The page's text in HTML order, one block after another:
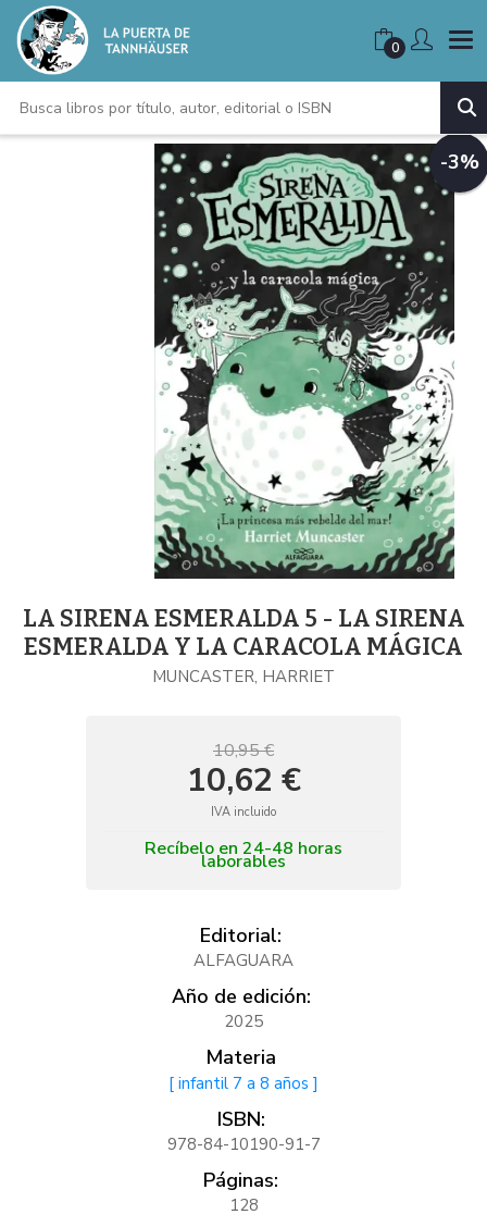
0
-3%
LA SIRENA ESMERALDA 5 - LA SIRENA
ESMERALDA Y LA CARACOLA MÁGICA
MUNCASTER, HARRIET
10,95 €
10,62 €
IVA incluido
Recíbelo en 24-48 horas
laborables
Editorial:
ALFAGUARA
Año de edición:
2025
Materia
[ infantil 7 a 8 años ]
ISBN:
978-84-10190-91-7
Páginas:
128